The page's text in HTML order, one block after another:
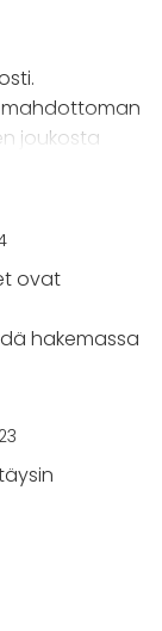
facilities
joukosta
saanut
aivan hinnan
ok, tänne
ovat
hakemassa